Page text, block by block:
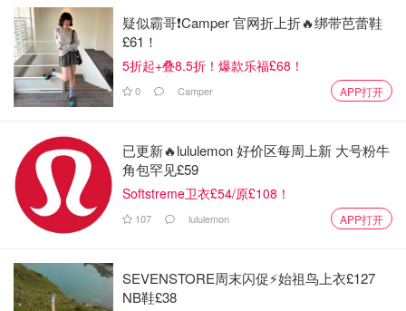
疑似霸哥❗️Camper 官网折上折🔥绑带芭蕾鞋
£61！
5折起+叠8.5折！爆款乐福£68！
0 Camper APP打开
已更新🔥lululemon 好价区每周上新 大号粉牛
角包罕见£59
Softstreme卫衣£54/原£108！
107 lululemon APP打开
SEVENSTORE周末闪促⚡️始祖鸟上衣£127
NB鞋£38